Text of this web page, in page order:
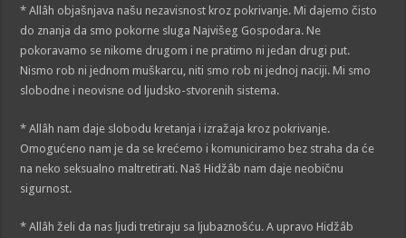
* Allâh objašnjava našu nezavisnost kroz pokrivanje. Mi dajemo čisto
do znanja da smo pokorne sluga Najvišeg Gospodara. Ne
pokoravamo se nikome drugom i ne pratimo ni jedan drugi put.
Nismo rob ni jednom muškarcu, niti smo rob ni jednoj naciji. Mi smo
slobodne i neovisne od ljudsko-stvorenih sistema.
* Allâh nam daje slobodu kretanja i izražaja kroz pokrivanje.
Omogućeno nam je da se krećemo i komuniciramo bez straha da će
na neko seksualno maltretirati. Naš Hidžâb nam daje neobičnu
sigurnost.
* Allâh želi da nas ljudi tretiraju sa ljubaznošću. A upravo Hidžâb